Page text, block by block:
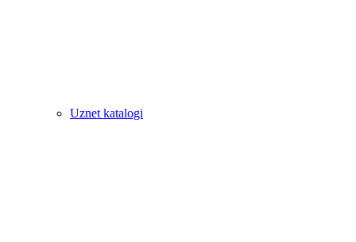
Uznet katalogi